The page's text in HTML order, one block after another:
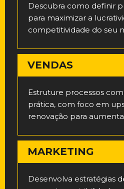
Descubra como definir
para maximizar a
competitividade do seu
VENDAS
Estruture processos
prática, com foco em
renovação para
MARKETING
Desenvolva estratégias